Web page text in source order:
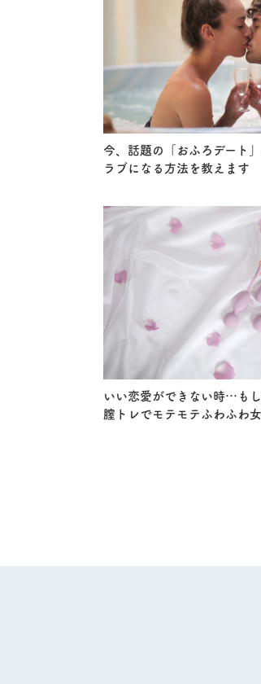
今、話題の「おふろデート
ラブになる方法を教えます
いい恋愛ができない時…も
膣トレでモテモテふわふわ